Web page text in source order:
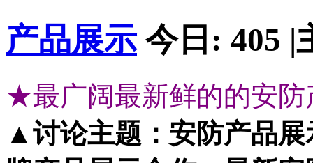
产品展示 今日: 405 |
★最广阔最新鲜的的安防
▲讨论主题：安防产品